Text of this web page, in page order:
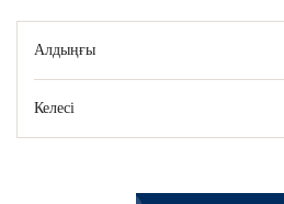
Алдыңғы
Келесі